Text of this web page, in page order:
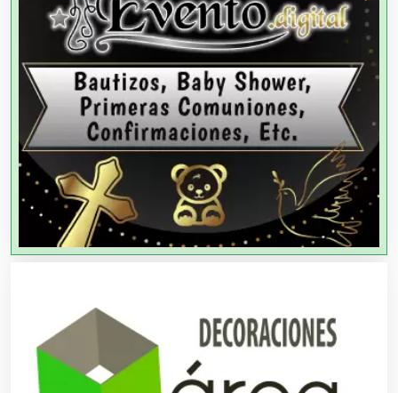
Agencias de Modelos
Agencias de Publicidad
Agencias de Viajes
Agricultores
Agricultura y Ganadería
Agua Purificada